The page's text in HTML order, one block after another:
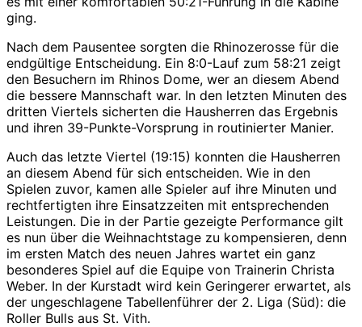
ging.
Nach dem Pausentee sorgten die Rhinozerosse für die
endgültige Entscheidung. Ein 8:0-Lauf zum 58:21 zeigt
den Besuchern im Rhinos Dome, wer an diesem Abend
die bessere Mannschaft war. In den letzten Minuten des
dritten Viertels sicherten die Hausherren das Ergebnis
und ihren 39-Punkte-Vorsprung in routinierter Manier.
Auch das letzte Viertel (19:15) konnten die Hausherren
an diesem Abend für sich entscheiden. Wie in den
Spielen zuvor, kamen alle Spieler auf ihre Minuten und
rechtfertigten ihre Einsatzzeiten mit entsprechenden
Leistungen. Die in der Partie gezeigte Performance gilt
es nun über die Weihnachtstage zu kompensieren, denn
im ersten Match des neuen Jahres wartet ein ganz
besonderes Spiel auf die Equipe von Trainerin Christa
Weber. In der Kurstadt wird kein Geringerer erwartet, als
der ungeschlagene Tabellenführer der 2. Liga (Süd): die
Roller Bulls aus St. Vith.